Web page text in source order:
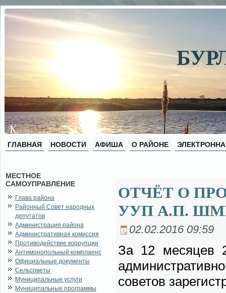
ГЛАВНАЯ НОВОСТИ АФИША О РАЙОНЕ
МЕСТНОЕ
САМОУПРАВЛЕНИЕ
Глава района
Районный Совет народных
депутатов
Администрация района
Административная комиссия
Противодействие коррупции
Антимонопольный комплаенс
Официальные документы
Сельсоветы
Муниципальные услуги
Муниципальные программы
ОТЧЁТ О
УУП А.П.
02.02.2016 09:59
За 12 ме­ся­цев
со­ве­тов